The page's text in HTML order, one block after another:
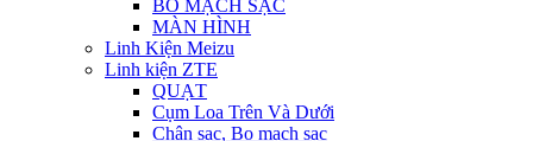
BO MẠCH SẠC
MÀN HÌNH
Linh Kiện Meizu
Linh kiện ZTE
QUẠT
Cụm Loa Trên Và Dưới
Chân sạc, Bo mạch sạc